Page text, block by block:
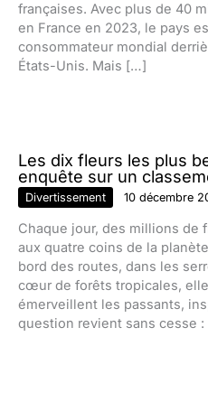
françaises. Avec plus de 40
en France en 2023, le pays
consommateur mondial
États-Unis. Mais […]
Les dix fleurs les plus
enquête sur un
Divertissement 10 décembre
Chaque jour, des millions de
aux quatre coins de la
bord des routes, dans les
cœur de forêts tropicales,
émerveillent les passants,
question revient sans cesse